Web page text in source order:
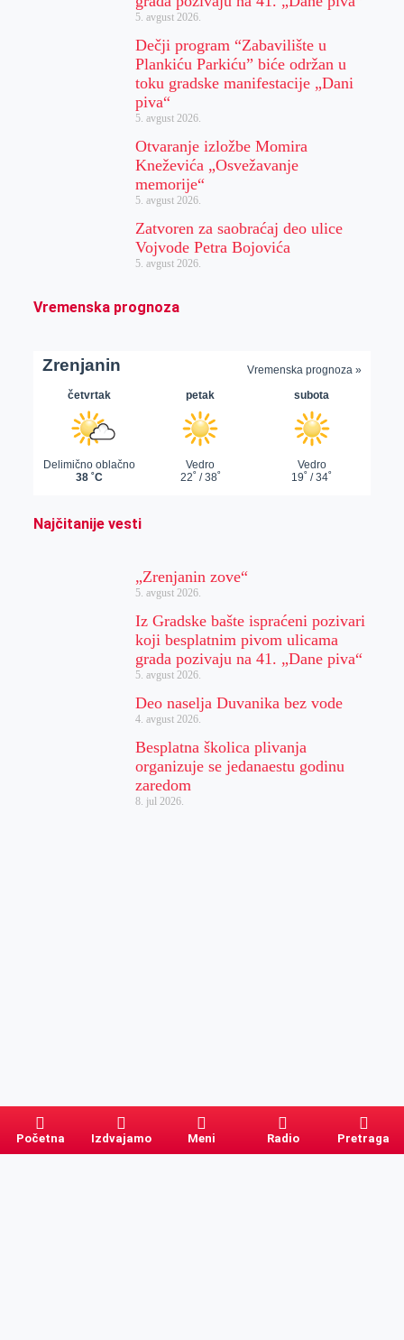
5. avgust 2026.
Dečji program “Zabavilište u
Plankiću Parkiću” biće održan u
toku gradske manifestacije „Dani
piva“
5. avgust 2026.
Otvaranje izložbe Momira
Kneževića „Osvežavanje
memorije“
5. avgust 2026.
Zatvoren za saobraćaj deo ulice
Vojvode Petra Bojovića
5. avgust 2026.
Vremenska prognoza
Najčitanije vesti
„Zrenjanin zove“
5. avgust 2026.
Iz Gradske bašte ispraćeni pozivari
koji besplatnim pivom ulicama
grada pozivaju na 41. „Dane piva“
5. avgust 2026.
Deo naselja Duvanika bez vode
4. avgust 2026.
Besplatna školica plivanja
organizuje se jedanaestu godinu
zaredom
8. jul 2026.
Početna Izdvajamo Meni Radio Pretraga